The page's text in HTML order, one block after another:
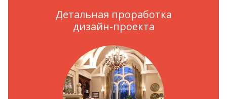
Детальная проработка
дизайн-проекта